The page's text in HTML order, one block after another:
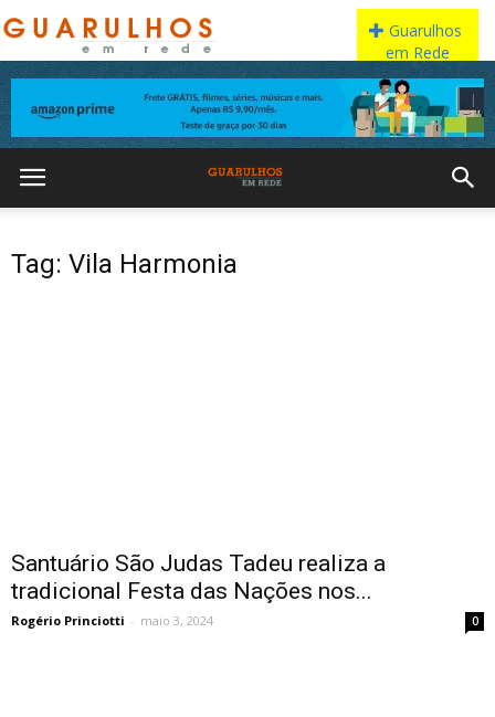
Tag: Vila Harmonia
Santuário São Judas Tadeu realiza a
tradicional Festa das Nações nos...
Rogério Princiotti - maio 3, 2024 0